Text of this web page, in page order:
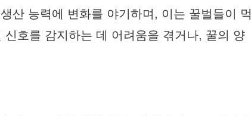
산 능력에 변화를 야기하며, 이는 꿀벌들이 먹
호를 감지하는 데 어려움을 겪거나, 꿀의 양